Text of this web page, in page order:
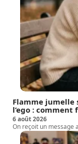
Flamme
l’ego :
6 août 2026
On reçoit un message